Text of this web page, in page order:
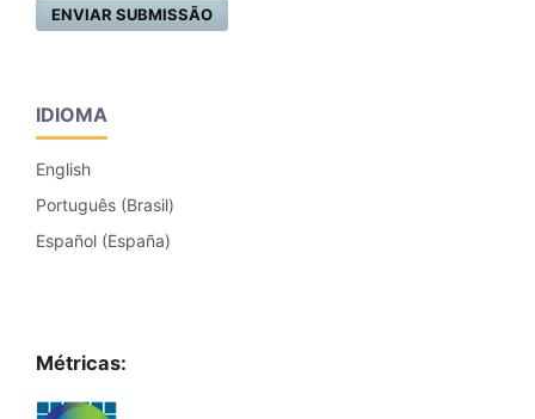
ENVIAR SUBMISSÃO
IDIOMA
English
Português (Brasil)
Español (España)
Métricas: